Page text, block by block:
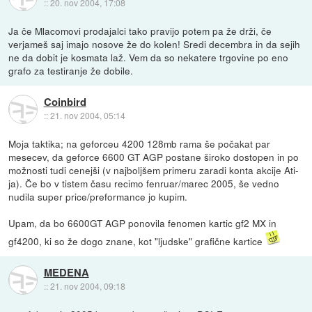
::20. nov 2004, 17:08
Ja če Mlacomovi prodajalci tako pravijo potem pa že drži, če
verjameš saj imajo nosove že do kolen! Sredi decembra in da sejih
ne da dobit je kosmata laž. Vem da so nekatere trgovine po eno
grafo za testiranje že dobile.
Coinbird
::21. nov 2004, 05:14
Moja taktika; na geforceu 4200 128mb rama še počakat par
mesecev, da geforce 6600 GT AGP postane široko dostopen in po
možnosti tudi cenejši (v najboljšem primeru zaradi konta akcije Ati-
ja). Če bo v tistem času recimo fenruar/marec 2005, še vedno
nudila super price/preformance jo kupim.
Upam, da bo 6600GT AGP ponovila fenomen kartic gf2 MX in
gf4200, ki so že dogo znane, kot "ljudske" grafične kartice
MEDENA
::21. nov 2004, 09:18